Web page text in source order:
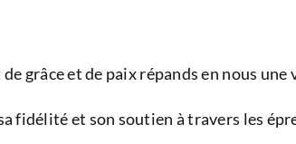
grâce et de paix répands en nous une
fidélité et son soutien à travers les